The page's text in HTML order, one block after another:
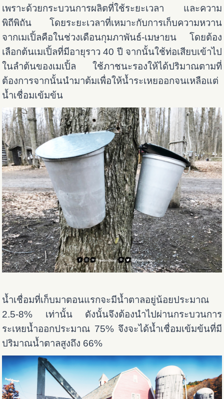
เพราะด้วยกระบวนการผลิตที่ใช้ระยะเวลา และความ
พิถีพิถัน โดยระยะเวลาที่เหมาะกับการเก็บความหวาน
จากเมเปิ้ลคือในช่วงเดือนกุมภาพันธ์-เมษายน โดยต้อง
เลือกต้นเมเปิ้ลที่มีอายุราว 40 ปี จากนั้นใช้ท่อเสียบเข้าไป
ในลำต้นของเมเปิ้ล ใช้ภาชนะรองให้ได้ปริมาณตามที่
ต้องการจากนั้นนำมาต้มเพื่อให้น้ำระเหยออกจนเหลือแต่
น้ำเชื่อมเข้มข้น
น้ำเชื่อมที่เก็บมาตอนแรกจะมีน้ำตาลอยู่น้อยประมาณ
2.5-8% เท่านั้น ดังนั้นจึงต้องนำไปผ่านกระบวนการ
ระเหยน้ำออกประมาณ 75% จึงจะได้น้ำเชื่อมเข้มข้นที่มี
ปริมาณน้ำตาลสูงถึง 66%